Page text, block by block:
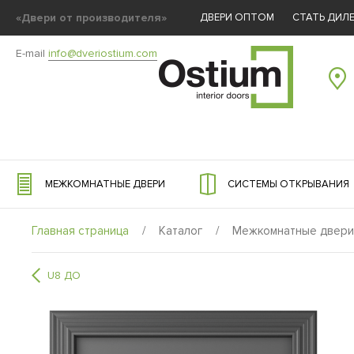
«Двери от производителя» ДВЕРИ ОПТОМ СТАТЬ
E-mail info@dveriostium.com
МЕЖКОМНАТНЫЕ ДВЕРИ СИСТЕМЫ ОТКРЫВАНИЯ
Главная страница / Каталог / Межкомнатные двери
U8 ДО